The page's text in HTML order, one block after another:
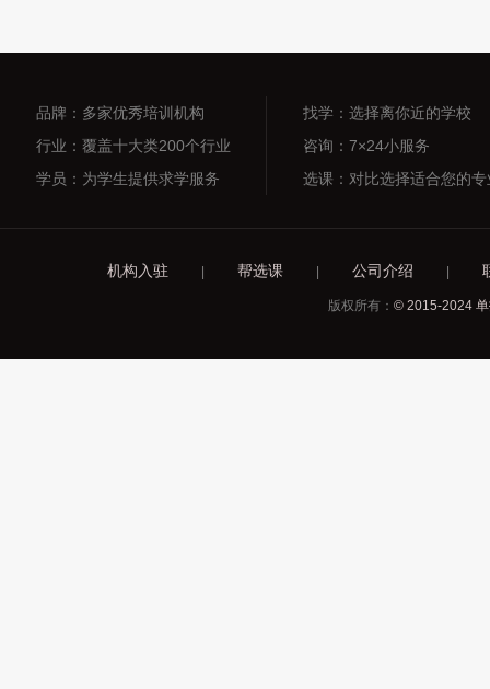
品牌：多家优秀培训机构
行业：覆盖十大类200个行业
学员：为学生提供求学服务
找学：选择离你近的学校
咨询：7×24小服务
选课：对比选择适合您的
机构入驻 帮选课 公司介绍
版权所有： © 2015-2024